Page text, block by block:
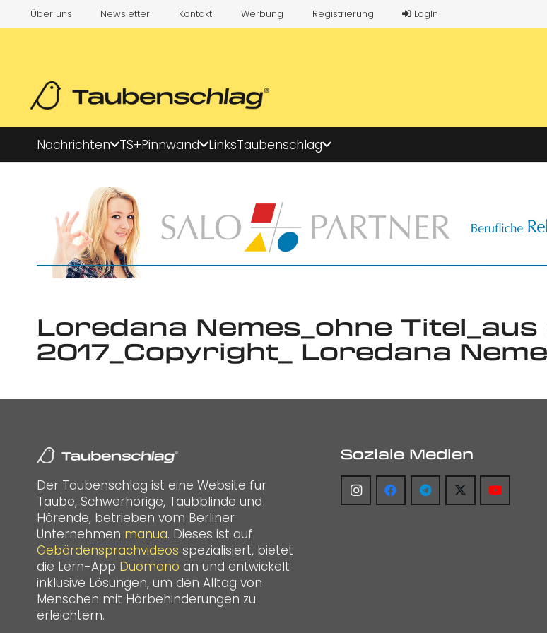
Über uns Newsletter Kontakt Werbung Registrierung LogIn
Nachrichten TS+Pinnwand LinksTaubenschlag
Loredana Nemes_ohne
2017_Copyright_ Loredana
Der Taubenschlag ist eine Website für
Taube, Schwerhörige, Taubblinde und
Hörende, betrieben vom Berliner
Unternehmen manua. Dieses ist auf
Gebärdensprachvideos spezialisiert, bietet
die Lern-App Duomano an und entwickelt
inklusive Lösungen, um den Alltag von
Menschen mit Hörbehinderungen zu
erleichtern.
Soziale Medien